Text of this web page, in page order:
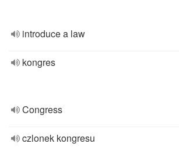
introduce a law
kongres
Congress
czlonek kongresu